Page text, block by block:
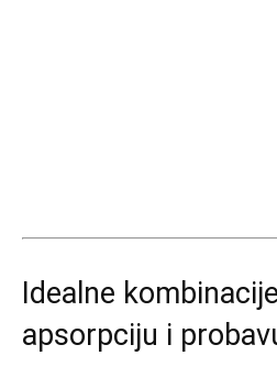
Idealne
apsorpciju i